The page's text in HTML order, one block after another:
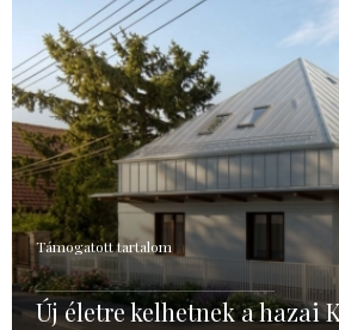
Támogatott tartalom
Új életre kelhetnek a hazai